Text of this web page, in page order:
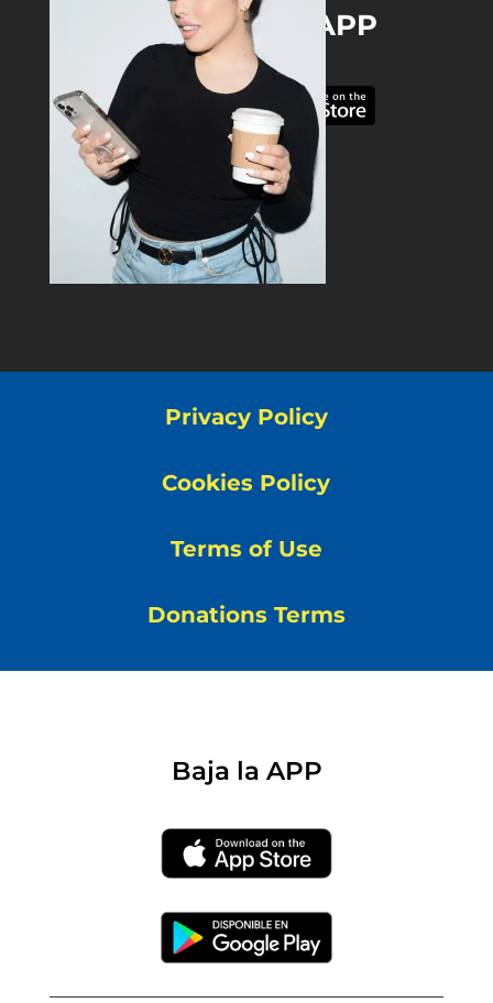
DOWNLOAD THE APP
Privacy Policy
Cookies Policy
Terms of Use
Donations Terms
Baja la APP